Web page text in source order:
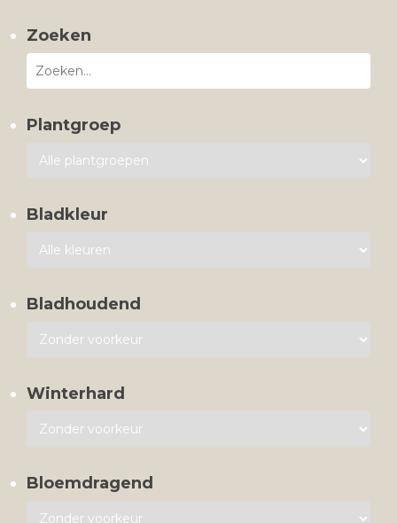
Zoeken
Plantgroep
Bladkleur
Bladhoudend
Winterhard
Bloemdragend